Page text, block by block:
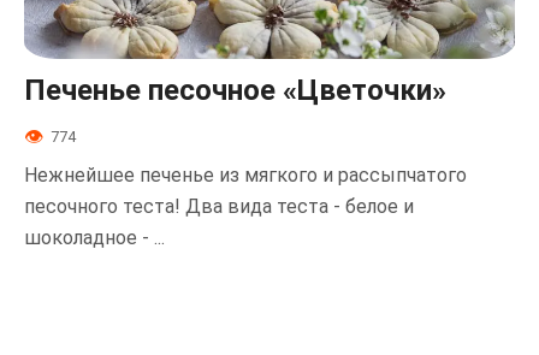
Печенье песочное «Цветочки»
774
Нежнейшее печенье из мягкого и рассыпчатого
песочного теста! Два вида теста - белое и
шоколадное - ...